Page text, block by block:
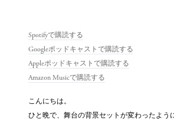
Spotifyで購読する
Googleポッドキャストで購読する
Appleポッドキャストで購読する
Amazon Musicで購読する
こんにちは。
ひと晩で、舞台の背景セットが変わったよう